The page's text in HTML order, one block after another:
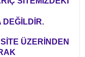
DEĞİLDİR.
ÜZERİNDEN